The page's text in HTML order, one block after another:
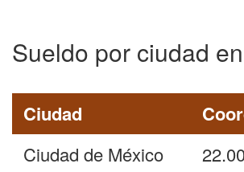
Sueldo por ciudad
Ciudad
Ciudad de México